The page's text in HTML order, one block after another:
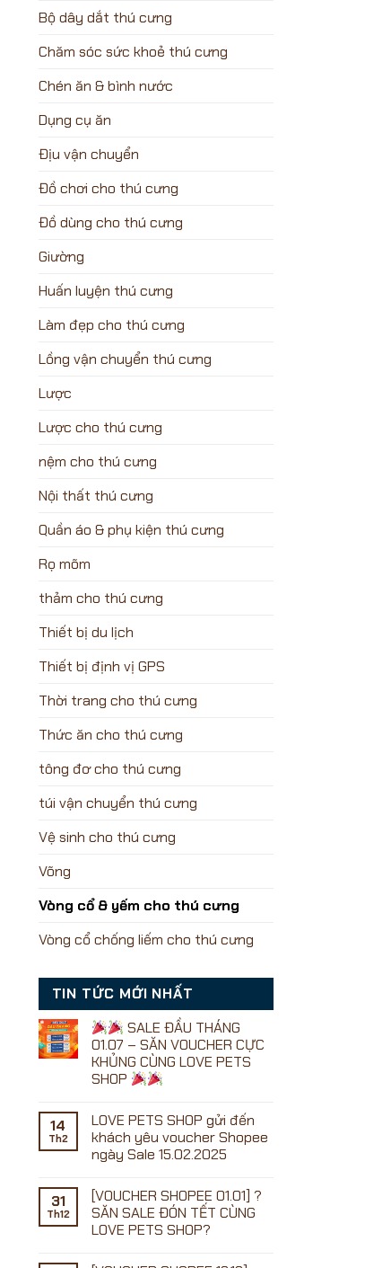
Bộ dây dắt thú cưng
Chăm sóc sức khoẻ thú cưng
Chén ăn & bình nước
Dụng cụ ăn
Địu vận chuyển
Đồ chơi cho thú cưng
Đồ dùng cho thú cưng
Giường
Huấn luyện thú cưng
Làm đẹp cho thú cưng
Lồng vận chuyển thú cưng
Lược
Lược cho thú cưng
nệm cho thú cưng
Nội thất thú cưng
Quần áo & phụ kiện thú cưng
Rọ mõm
thảm cho thú cưng
Thiết bị du lịch
Thiết bị định vị GPS
Thời trang cho thú cưng
Thức ăn cho thú cưng
tông đơ cho thú cưng
túi vận chuyển thú cưng
Vệ sinh cho thú cưng
Võng
Vòng cổ & yếm cho thú cưng
Vòng cổ chống liếm cho thú cưng
TIN TỨC MỚI NHẤT
SALE ĐẦU THÁNG
01.07 – SĂN VOUCHER CỰC
KHỦNG CÙNG LOVE PETS
SHOP
bình
luận
ở
ĐẦU
THÁNG
01.07
–
SĂN
14
Th2
LOVE PETS SHOP gửi đến
khách yêu voucher Shopee
ngày Sale 15.02.2025
bình
luận
ở
LOVE
31
Th12
[VOUCHER SHOPEE 01.01] ?
SĂN SALE ĐÓN TẾT CÙNG
LOVE PETS SHOP?